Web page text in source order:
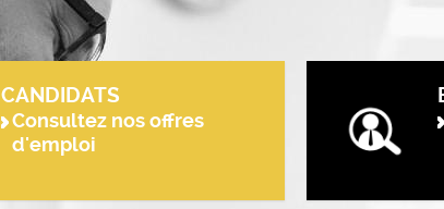
CANDIDATS
Consultez nos offres
d'emploi